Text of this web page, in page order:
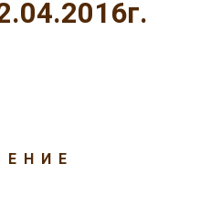
Е Н И Е